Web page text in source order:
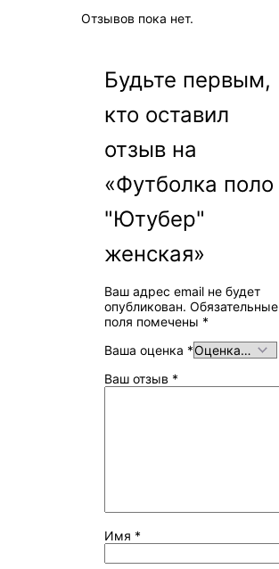
Отзывов пока нет.
Будьте первым,
кто оставил
отзыв на
«Футболка поло
"Ютубер"
женская»
Ваш адрес email не будет
опубликован. Обязательные
поля помечены *
Ваша оценка *
Ваш отзыв *
Имя *